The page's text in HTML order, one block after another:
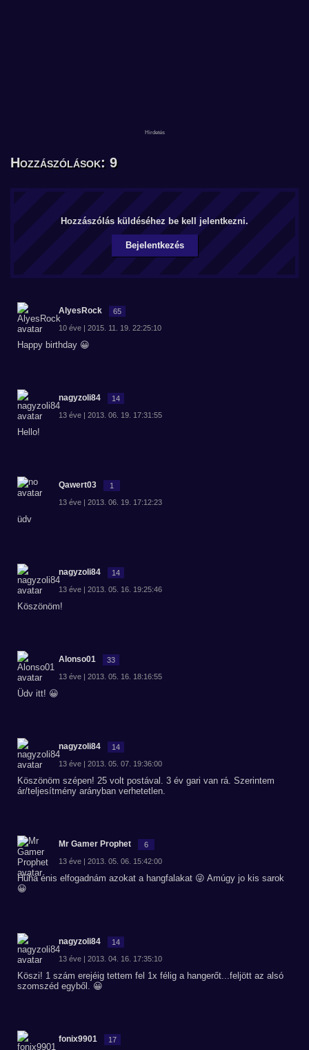
Hozzászólások: 9
Hozzászólás küldéséhez be kell jelentkezni.
Bejelentkezés
AlyesRock 65
10 éve | 2015. 11. 19. 22:25:10
Happy birthday 😀
nagyzoli84 14
13 éve | 2013. 06. 19. 17:31:55
Hello!
Qawert03 1
13 éve | 2013. 06. 19. 17:12:23
üdv
nagyzoli84 14
13 éve | 2013. 05. 16. 19:25:46
Köszönöm!
Alonso01 33
13 éve | 2013. 05. 16. 18:16:55
Üdv itt! 😀
nagyzoli84 14
13 éve | 2013. 05. 07. 19:36:00
Köszönöm szépen! 25 volt postával. 3 év gari van rá. Szerintem
ár/teljesítmény arányban verhetetlen.
Mr Gamer Prophet 6
13 éve | 2013. 05. 06. 15:42:00
Hűha énis elfogadnám azokat a hangfalakat 😜 Amúgy jo kis sarok
😀
nagyzoli84 14
13 éve | 2013. 04. 16. 17:35:10
Köszi! 1 szám erejéig tettem fel 1x félig a hangerőt...feljött az alsó
szomszéd egyből. 😀
fonix9901 17